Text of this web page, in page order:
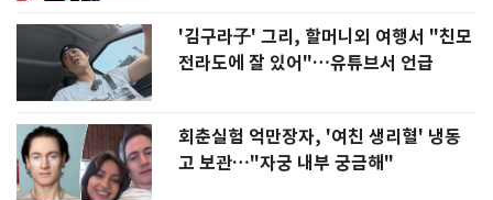
'김구라子' 그리, 할머니외 여행서 "친모
전라도에 잘 있어"…유튜브서 언급
회춘실험 억만장자, '여친 생리혈' 냉동
고 보관…"자궁 내부 궁금해"